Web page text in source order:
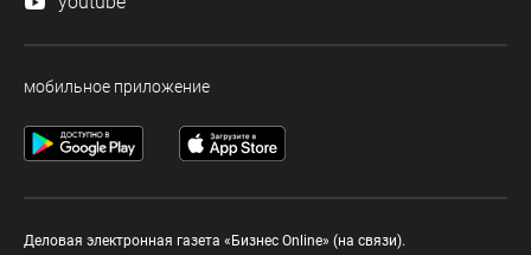
мобильное приложение
Деловая электронная газета «Бизнес Online» (на связи).